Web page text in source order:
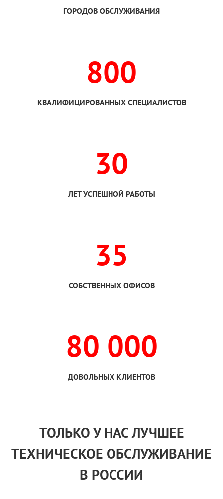
ГОРОДОВ ОБСЛУЖИВАНИЯ
800
КВАЛИФИЦИРОВАННЫХ СПЕЦИАЛИСТОВ
30
ЛЕТ УСПЕШНОЙ РАБОТЫ
35
СОБСТВЕННЫХ ОФИСОВ
80 000
ДОВОЛЬНЫХ КЛИЕНТОВ
ТОЛЬКОУ НАСЛУЧШЕЕ
ТЕХНИЧЕСКОЕ ОБСЛУЖИВАНИЕ
В РОССИИ